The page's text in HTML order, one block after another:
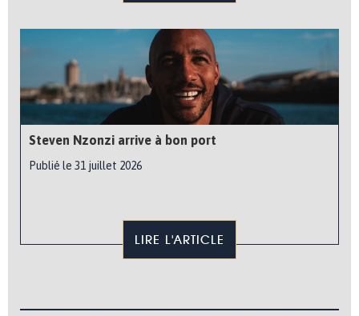
Steven Nzonzi arrive à bon port
Publié le 31 juillet 2026
LIRE L'ARTICLE